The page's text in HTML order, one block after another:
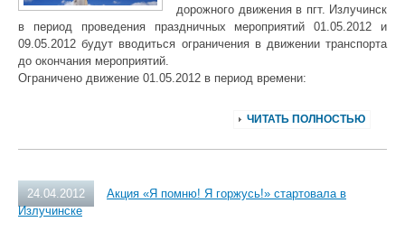
дорожного движения в пгт. Излучинск
в период проведения праздничных мероприятий 01.05.2012 и
09.05.2012 будут вводиться ограничения в движении транспорта
до окончания мероприятий.
Ограничено движение 01.05.2012 в период времени:
ЧИТАТЬ ПОЛНОСТЬЮ
24.04.2012
Акция «Я помню! Я горжусь!» стартовала в
Излучинске